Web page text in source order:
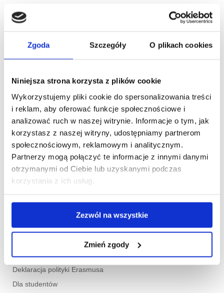
Zgoda Szczegóły O plikach cookies
Niniejsza strona korzysta z plików cookie
Wykorzystujemy pliki cookie do spersonalizowania treści
i reklam, aby oferować funkcje społecznościowe i
analizować ruch w naszej witrynie. Informacje o tym, jak
korzystasz z naszej witryny, udostępniamy partnerom
społecznościowym, reklamowym i analitycznym.
Partnerzy mogą połączyć te informacje z innymi danymi
otrzymanymi od Ciebie lub uzyskanymi podczas
korzystania z ich usług.
Zezwól na wszystkie
Zmień zgody
czyli Erasmus Charter for Higher Education jest dokumentem
uprawniającym szkoły wyższe do udziału w programie Erasmus+.
fundusze na konkretne działania przewidziane programem. Karta
Uczelni Erasmusa nadawana jest przez Komisję Europejską na okres
Z przyjemnością informujemy, że Akademia Humanistyczno-
Ekonomiczna w Łodzi (Kod Erasmusa: PL LODZ07)otrzymała
Erasmus Charter for Higher Education na lata 2021 - 2027 i będzie
realizować projekty w ramach nowego unijnego programu Erasmus+.
Program Erasmus+ wspiera edukację, szkolenia, inicjatywy
młodzieżowe oraz sportowe w całej Europie przewidziane na lata
2021-2027.
Erasmus Charter
Program Erasmus+
Karta ECHE
Deklaracja polityki Erasmusa
Dla studentów